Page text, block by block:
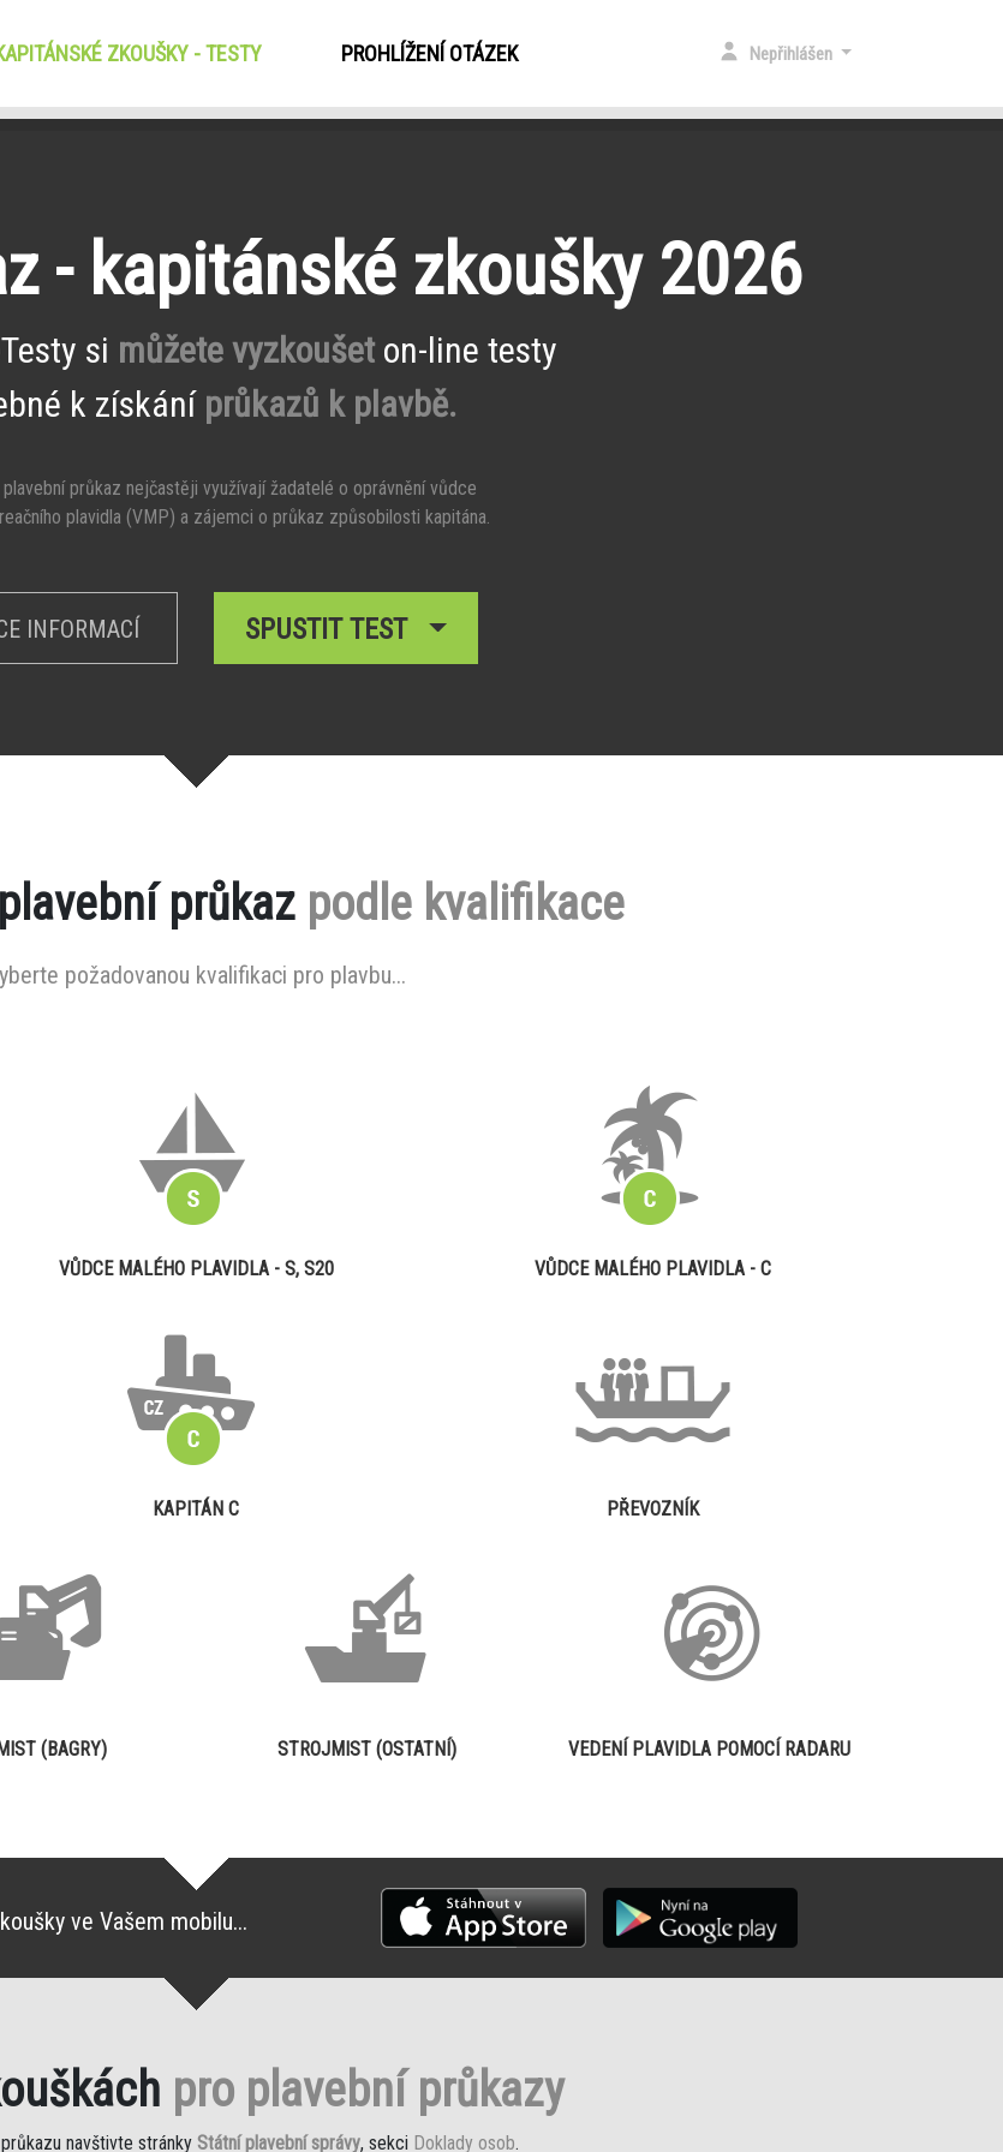
ZKOUŠKY - TESTY(CURRENT)PROHLÍŽENÍ OTÁZEK Nepřihlášen
- kapitánské zkoušky 2026
si můžete vyzkoušet on-line testy
k získání průkazů k plavbě.
průkaz nejčastěji využívají žadatelé o oprávnění vůdce
plavidla (VMP) a zájemci o průkaz způsobilosti kapitána.
INFORMACÍ SPUSTIT TEST
průkaz podle kvalifikace
požadovanou kvalifikaci pro plavbu...
VŮDCE MALÉHO PLAVIDLA - S, S20 VŮDCE MALÉHO PLAVIDLA - C
KAPITÁN C PŘEVOZNÍK
(BAGRY) STROJMIST (OSTATNÍ) VEDENÍ PLAVIDLA POMOCÍ RADARU
ve Vašem mobilu...
pro plavební průkazy
navštivte stránky Státní plavební správy, sekci Doklady osob.